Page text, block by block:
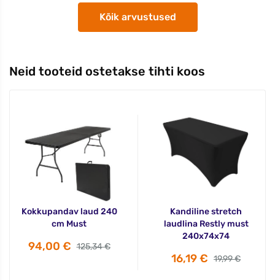
Kõik arvustused
Neid tooteid ostetakse tihti koos
Kokkupandav laud 240
cm Must
94,00 € 125,34 €
Kandiline stretch
laudlina Restly must
240x74x74
16,19 € 19,99 €